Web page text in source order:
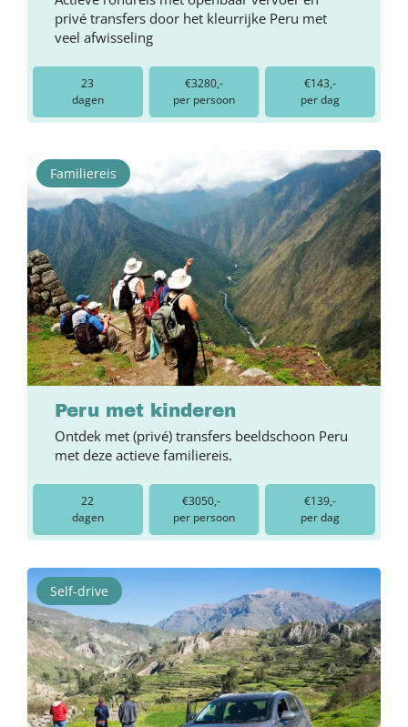
privé transfers door het kleurrijke Peru met
veel afwisseling
23
dagen
€3280,-
per persoon
€143,-
per dag
Familiereis
Peru met kinderen
Ontdek met (privé) transfers beeldschoon Peru
met deze actieve familiereis.
22
dagen
€3050,-
per persoon
€139,-
per dag
Self-drive